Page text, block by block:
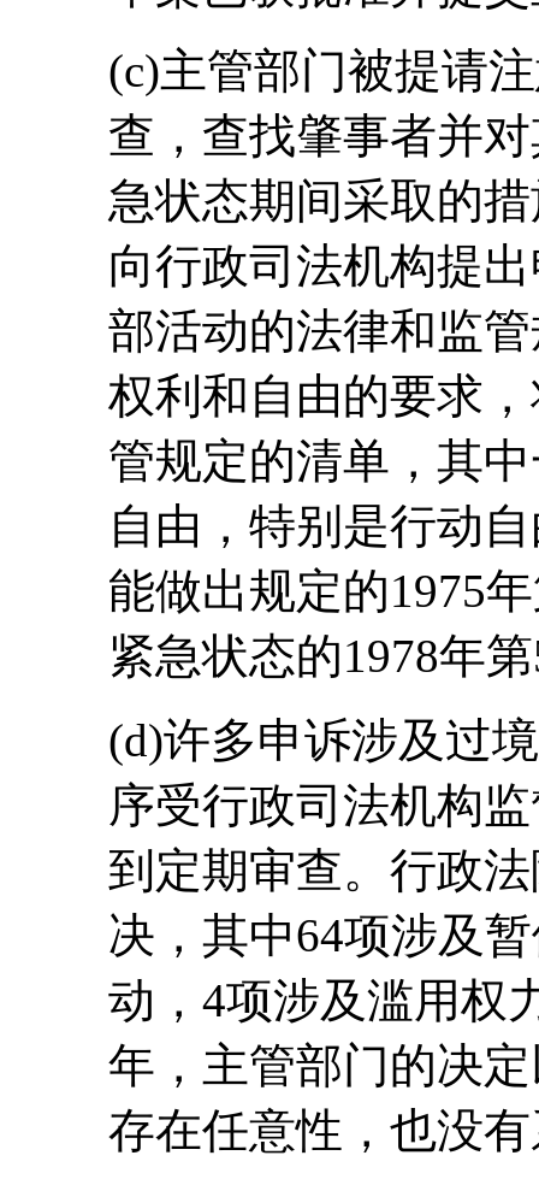
(c)主管部门被提请
查，查找肇事者并
急状态期间采取的
向行政司法机构提
部活动的法律和监
权利和自由的要求
管规定的清单，其
自由，特别是行动
能做出规定的1975
紧急状态的1978年
(d)许多申诉涉及过
序受行政司法机构
到定期审查。行政
决，其中64项涉及
动，4项涉及滥用权
年，主管部门的决
存在任意性，也没